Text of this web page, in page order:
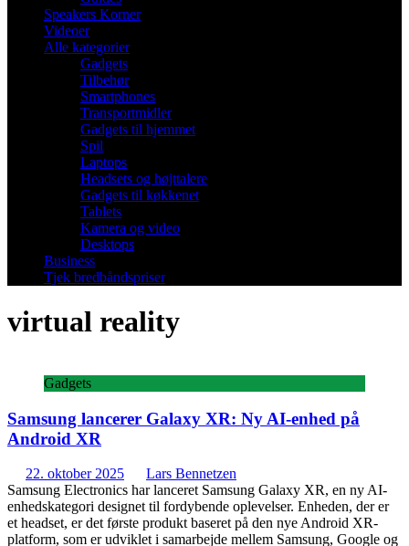
Speakers Korner
Videoer
Alle kategorier
Gadgets
Tilbehør
Smartphones
Transportmidler
Gadgets til hjemmet
Spil
Laptops
Headsets og højttalere
Gadgets til køkkenet
Tablets
Kamera og video
Desktops
Business
Tjek bredbåndspriser
virtual reality
Gadgets
Samsung lancerer Galaxy XR: Ny AI-enhed på
Android XR
22. oktober 2025
Lars Bennetzen
Samsung Electronics har lanceret Samsung Galaxy XR, en ny AI-
enhedskategori designet til fordybende oplevelser. Enheden, der er
et headset, er det første produkt baseret på den nye Android XR-
platform, som er udviklet i samarbejde mellem Samsung, Google og